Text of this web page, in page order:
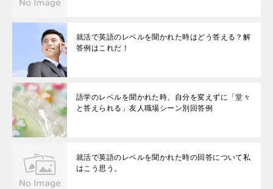
就活で英語のレベルを聞かれた時はどう答える？解
答例はこれだ！
語学のレベルを聞かれた時、自分を変えずに「堂々
と答えられる」友人職場シーン別回答例
就活で英語のレベルを聞かれた時の回答について私
はこう思う。